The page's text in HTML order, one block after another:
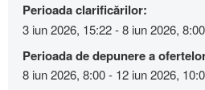
Perioada clarificărilor:
3 iun 2026, 15:22 - 8 iun 2026, 8:00
Perioada de depunere a
8 iun 2026, 8:00 - 12 iun 2026,